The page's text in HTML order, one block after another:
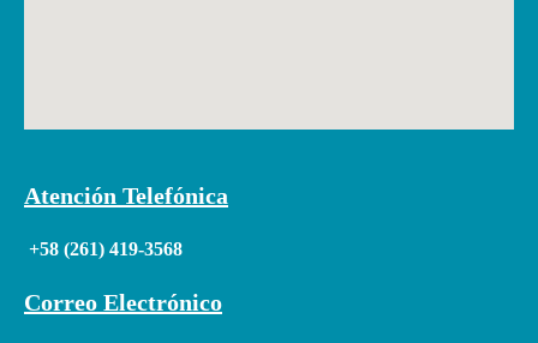
Atención Telefónica
+58 (261) 419-3568
Correo Electrónico